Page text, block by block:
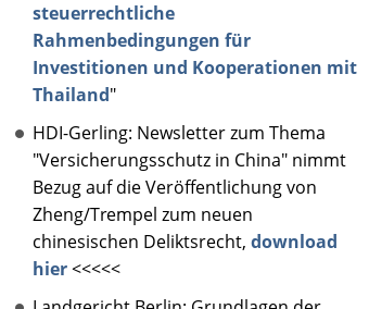
steuerrechtliche
Rahmenbedingungen für
Investitionen und Kooperationen mit
Thailand"
HDI-Gerling: Newsletter zum Thema
"Versicherungsschutz in China" nimmt
Bezug auf die Veröffentlichung von
Zheng/Trempel zum neuen
chinesischen Deliktsrecht, download
hier<<<<<